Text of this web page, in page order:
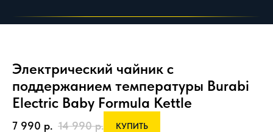
Электрический чайник с
поддержанием температуры Burabi
Electric Baby Formula Kettle
7 990 р. 14 990 р. КУПИТЬ